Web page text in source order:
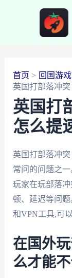
首页
回国游
英国打部落冲
英国打
怎么提
英国打部落冲
常问的问题之
玩家在玩部落
顿、延迟等问
和VPN工具,可
在国外
么才能